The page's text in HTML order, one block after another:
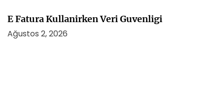
E Fatura Kullanirken Veri Guvenligi
Ağustos 2, 2026